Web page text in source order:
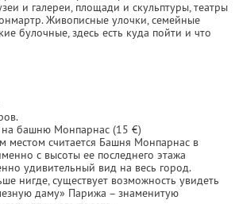
и галереи, площади и скульптуры, театры
Живописные улочки, семейные
булочные, здесь есть куда пойти и что
башню Монпарнас (15 €)
местом считается Башня Монпарнас в
с высоты ее последнего этажа
удивительный вид на весь город.
нигде, существует возможность увидеть
даму» Парижа – знаменитую